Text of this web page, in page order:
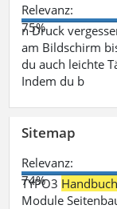
Relevanz:
75%
n Druck
am Bildschirm
du auch leichte
Indem du b
Sitemap
Relevanz:
74%
TYPO3 Handbuch
Module